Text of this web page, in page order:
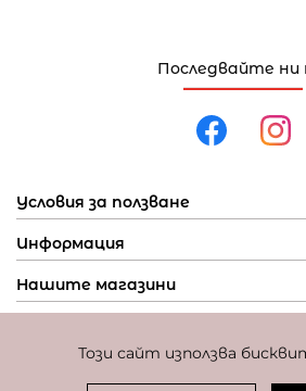
Този сайт използва
Последвайте ни
Условия за ползване
Информация
Нашите магазини